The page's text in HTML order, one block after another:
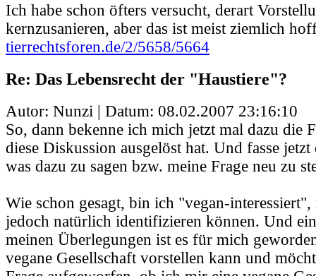
Ich habe schon öfters versucht, derart
kernzusanieren, aber das ist meist ziemlich
tierrechtsforen.de/2/5658/5664
Re: Das Lebensrecht der "Haustiere"?
Autor: Nunzi | Datum: 08.02.2007 23:16:10
So, dann bekenne ich mich jetzt mal dazu die
diese Diskussion ausgelöst hat. Und fasse
was dazu zu sagen bzw. meine Frage neu zu
Wie schon gesagt, bin ich "vegan-
jedoch natürlich identifizieren können. Und
meinen Überlegungen ist es für mich
vegane Gesellschaft vorstellen kann und